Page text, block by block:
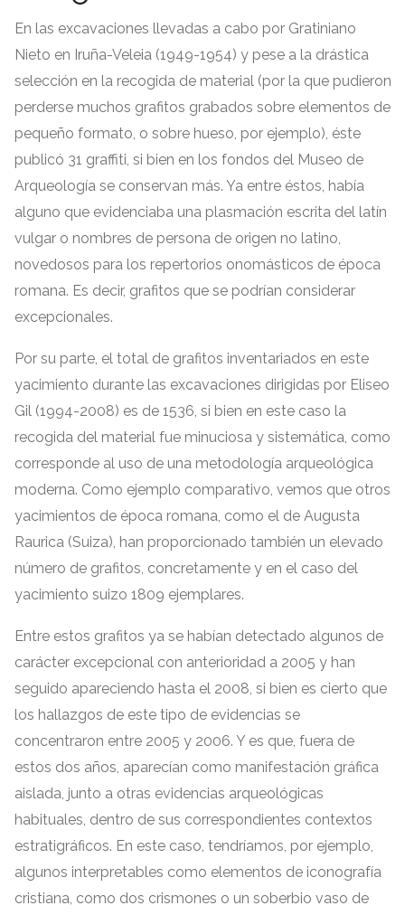
En las excavaciones llevadas a cabo por Gratiniano
Nieto en Iruña-Veleia(1949-1954) y pese a la drástica
selección en la recogida de material(por la que pudieron
perderse muchos grafitos grabados sobre elementos de
pequeño formato, o sobre hueso, por ejemplo), éste
publicó 31 graffiti, si bien en los fondos del Museo de
Arqueología se conservan más. Ya entre éstos, había
alguno que evidenciaba una plasmación escrita del latín
vulgar o nombres de persona de origen no latino,
novedosos para los repertorios onomásticos de época
romana. Es decir, grafitos que se podrían considerar
excepcionales.
Por su parte, el total de grafitos inventariados en este
yacimiento durante las excavaciones dirigidas por Eliseo
Gil(1994-2008) es de1536, si bien en este caso la
recogida del material fue minuciosa y sistemática, como
corresponde al uso de una metodología arqueológica
moderna. Como ejemplo comparativo, vemos que otros
yacimientos de época romana, como el de Augusta
Raurica(Suiza), han proporcionado también un elevado
número de grafitos, concretamente y en el caso del
yacimiento suizo 1809 ejemplares.
Entre estos grafitos ya se habían detectado algunos de
carácter excepcional con anterioridad a2005 y han
seguido apareciendo hasta el2008, si bien es cierto que
los hallazgos de este tipo de evidencias se
concentraron entre2005 y2006. Y es que, fuera de
estos dos años, aparecían como manifestación gráfica
aislada, junto a otras evidencias arqueológicas
habituales, dentro de sus correspondientes contextos
estratigráficos. En este caso, tendríamos, por ejemplo,
algunos interpretables como elementos de iconografía
cristiana, como dos crismones o un soberbio vaso de